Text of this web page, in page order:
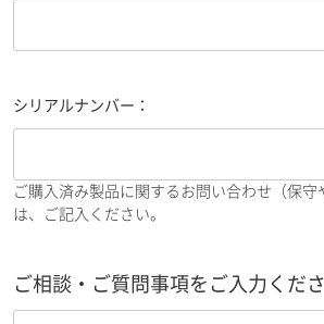
シリアルナンバー：
ご購入済み製品に関するお問い合わせ（保守
は、ご記入ください。
ご相談・ご質問事項をご入力くださ